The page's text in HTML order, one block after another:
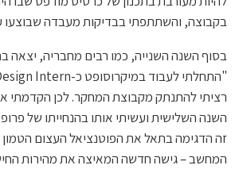
בקבוצה, והשתתפתי בבדיקות מעבדה שבוצעו
בסוף השנה השנייה, כמו רבים מחבריה, יצאה
רציתי להתנתק מקבוצת המחקר. לכן הקדמתי
השנה השלישית ועשיתי אותו בהנחייתו של
זה הדגימה בתאל את הפוטנציאל העצום הטמון
המחשב – גישה חדשה המאיצה את מהירות